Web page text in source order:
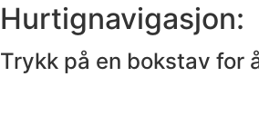
Hurtignavigasjon:
Trykk på en bokstav for